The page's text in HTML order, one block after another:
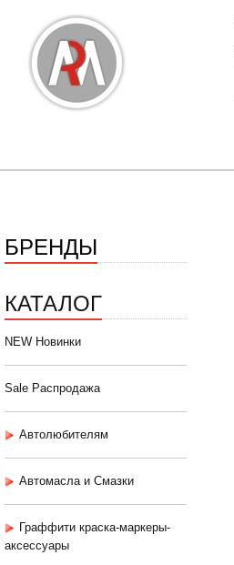
БРЕНДЫ
КАТАЛОГ
NEW Новинки
Sale Распродажа
Автолюбителям
Автомасла и Смазки
Граффити краска-маркеры-
аксессуары